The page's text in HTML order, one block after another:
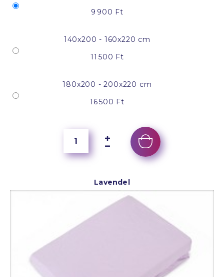
9 900 Ft
140x200 - 160x220 cm
11 500 Ft
180x200 - 200x220 cm
16 500 Ft
Lavendel